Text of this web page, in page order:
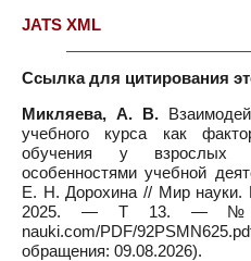
JATS XML
Ссылка для цитирования
Микляева, А. В.
учебного курса как
обучения у взрослых
особенностями учебной
Е. Н. Дорохина // Мир науки.
2025. — Т 13. —
nauki.com/PDF/
обращения: 09.08.2026).